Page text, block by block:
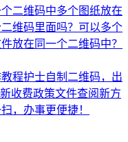
二维码中多个图纸放在
维码里面吗？ 可以多个
放在同一个二维码中？
程护士自制二维码，出
收费政策文件查阅新方
，办事更便捷！